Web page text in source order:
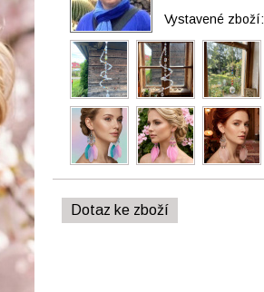
Vystavené zboží:
Dotaz ke zboží